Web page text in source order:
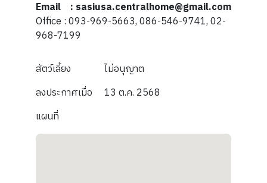
Email : sasiusa.centralhome@gmail.com
Office : 093-969-5663, 086-546-9741, 02-
968-7199
สัตว์เลี้ยง
ไม่อนุญาต
ลงประกาศเมื่อ
13 ต.ค. 2568
แผนที่